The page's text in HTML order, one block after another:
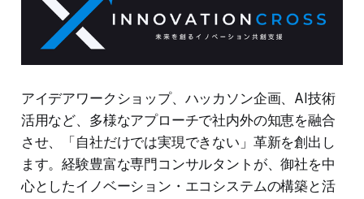
アイデアワークショップ、ハッカソン企画、AI技術
活用など、多様なアプローチで社内外の知恵を融合
させ、「自社だけでは実現できない」革新を創出し
ます。経験豊富な専門コンサルタントが、御社を中
心としたイノベーション・エコシステムの構築と活